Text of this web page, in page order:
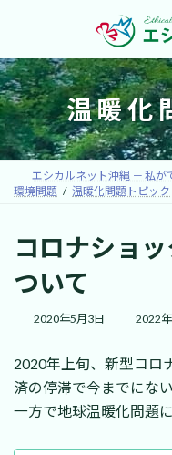
ン
ツ
へ
ス
キ
ッ
ー
シ
ョ
ン
に
移
温暖化
エシカルネット沖縄 － 私
環境問題
温暖化問題トピック
コロナショ
ついて
2020年5月3日
最
新
日
時
:
2022
2020年上旬、新型コロ
済の停滞で今までにな
一方で地球温暖化問題